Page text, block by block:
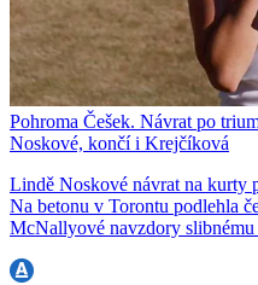
Pohroma Češek. Návrat po
Noskové, končí i Krejčíková
Lindě Noskové návrat na kurty
Na betonu v Torontu podlehla
McNallyové navzdory slibnému